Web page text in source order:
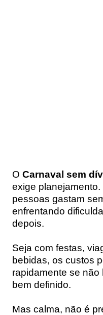
O Carnaval sem
exige
pessoas gastam
enfrentando
depois.
Seja com festas,
bebidas, os custos
rapidamente se
bem definido.
Mas calma, não é